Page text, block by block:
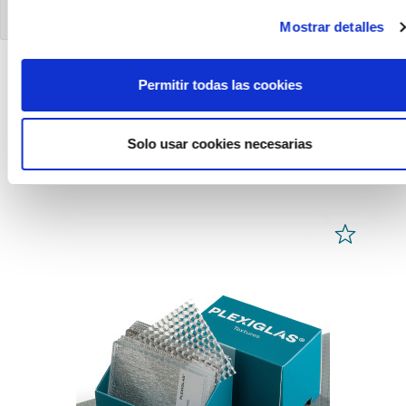
Mostrar detalles
Permitir todas las cookies
Solo usar cookies necesarias
PRODUCTOS
RECOMENDADOS